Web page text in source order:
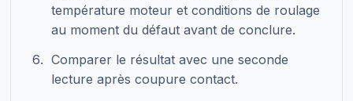
température moteur et conditions de roulage
au moment du défaut avant de conclure.
Comparer le résultat avec une seconde
lecture après coupure contact.